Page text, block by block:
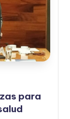
para